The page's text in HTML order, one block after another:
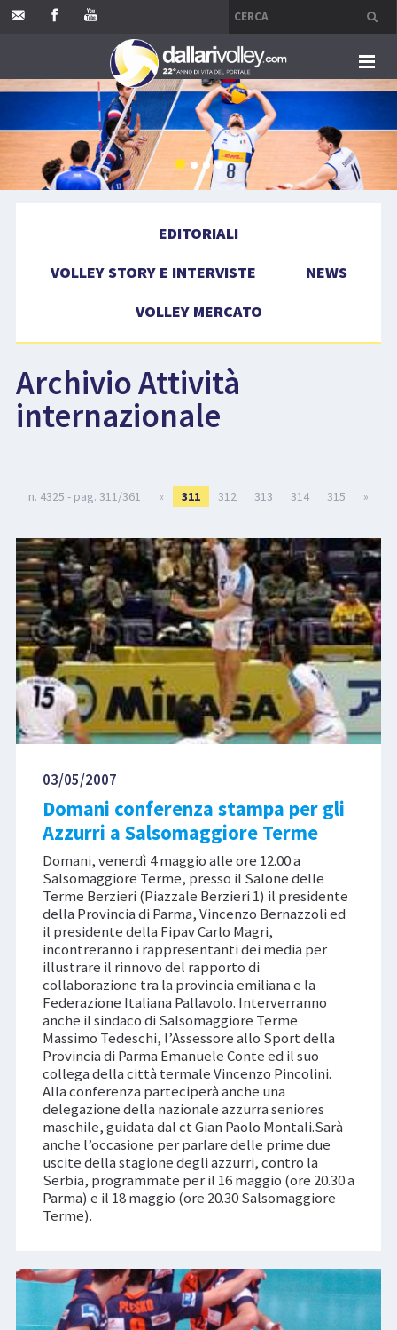
HOME
EDITORIALI
VOLLEY MERCATO
COMPETIZIONI
EVENTI
LIBRI
EDITORIALI
VOLLEY STORY E INTERVISTE
NEWS
VOLLEY MERCATO
Archivio Attività
internazionale
n. 4325 - pag. 311/361 « 311 312 313 314 315 »
03/05/2007
Domani conferenza stampa per gli
Azzurri a Salsomaggiore Terme
Domani, venerdì 4 maggio alle ore 12.00 a
Salsomaggiore Terme, presso il Salone delle
Terme Berzieri (Piazzale Berzieri 1) il presidente
della Provincia di Parma, Vincenzo Bernazzoli ed
il presidente della Fipav Carlo Magri,
incontreranno i rappresentanti dei media per
illustrare il rinnovo del rapporto di
collaborazione tra la provincia emiliana e la
Federazione Italiana Pallavolo. Interverranno
anche il sindaco di Salsomaggiore Terme
Massimo Tedeschi, l’Assessore allo Sport della
Provincia di Parma Emanuele Conte ed il suo
collega della città termale Vincenzo Pincolini.
Alla conferenza parteciperà anche una
delegazione della nazionale azzurra seniores
maschile, guidata dal ct Gian Paolo Montali.Sarà
anche l’occasione per parlare delle prime due
uscite della stagione degli azzurri, contro la
Serbia, programmate per il 16 maggio (ore 20.30 a
Parma) e il 18 maggio (ore 20.30 Salsomaggiore
Terme).